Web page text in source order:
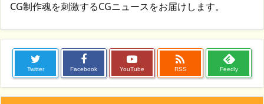
CG制作魂を刺激するCGニュースをお届けします。
Twitter Facebook YouTube

RSS Feedly